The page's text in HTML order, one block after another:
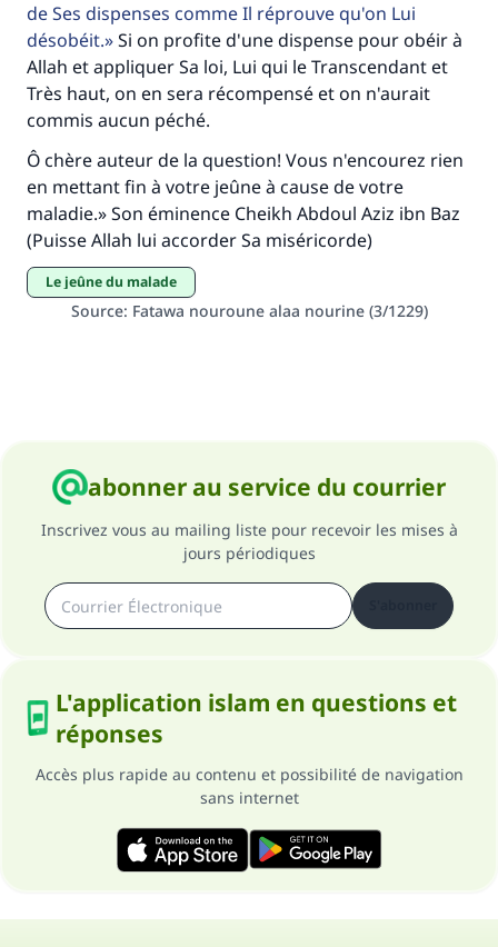
de Ses dispenses comme Il réprouve qu'on Lui
désobéit. Si on profite d'une dispense pour obéir à
Allah et appliquer Sa loi, Lui qui le Transcendant et
Très haut, on en sera récompensé et on n'aurait
commis aucun péché.
Ô chère auteur de la question! Vous n'encourez rien
en mettant fin à votre jeûne à cause de votre
maladie.» Son éminence Cheikh Abdoul Aziz ibn Baz
(Puisse Allah lui accorder Sa miséricorde)
Le jeûne du malade
Source: Fatawa nouroune alaa nourine (3/1229)
abonner au service du courrier
Inscrivez vous au mailing liste pour recevoir les mises à
jours périodiques
L'application islam en questions et
réponses
Accès plus rapide au contenu et possibilité de navigation
sans internet
Aidez nous à apporter des réponses.
Le Messager d'Allah (Paix sur lui) a dit:
"Celui qui indique une bonne action obtient la
même récompense que celui qui le fait."
Soutenez IslamQA